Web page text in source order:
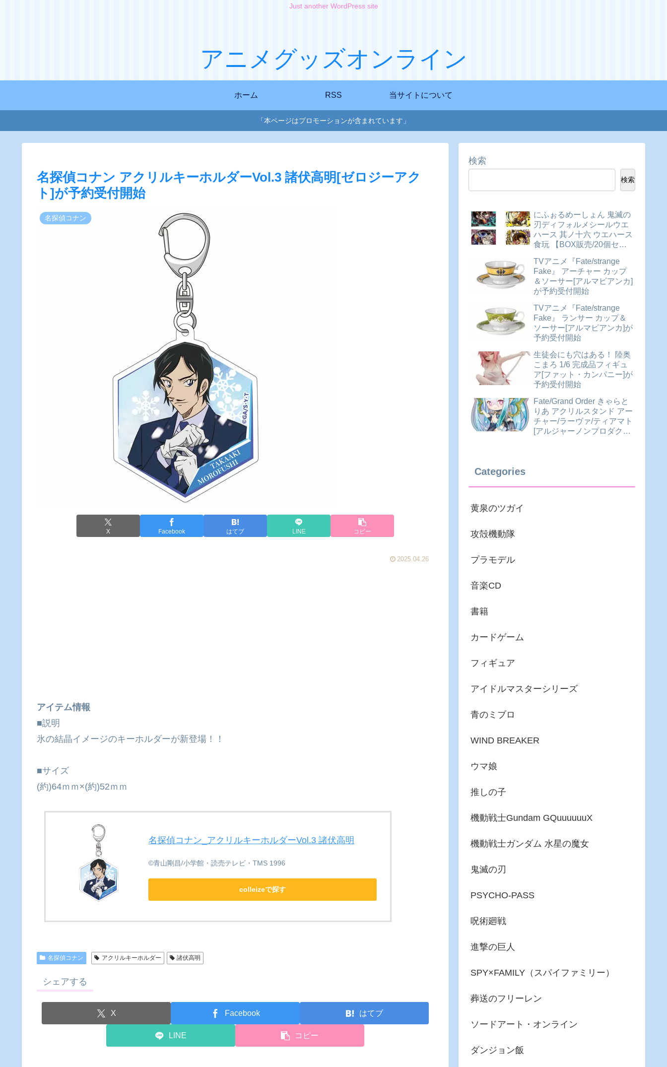
Just another WordPress site
アニメグッズオンライン
ホーム RSS 当サイトについて
「本ページはプロモーションが含まれています」
名探偵コナン アクリルキーホルダーVol.3 諸伏高明[ゼロジーアク
ト]が予約受付開始
名探偵コナン
X Facebook はてブ LINE コピー
2025.04.26
アイテム情報
■説明
氷の結晶イメージのキーホルダーが新登場！！
■サイズ
(約)64ｍｍ×(約)52ｍｍ
名探偵コナン_アクリルキーホルダーVol.3 諸伏高明
©青山剛昌/小学館・読売テレビ・TMS 1996
colleizeで探す
名探偵コナン アクリルキーホルダー 諸伏高明
シェアする
X Facebook はてブ
LINE コピー
検索
検索
にふぉるめーしょん 鬼滅の
刃ディフォルメシールウエ
ハース 其ノ十六 ウエハース
食玩 【BOX販売/20個セッ
TVアニメ『Fate/strange
Fake』 アーチャー カップ
＆ソーサー[アルマビアンカ]
が予約受付開始
TVアニメ『Fate/strange
Fake』 ランサー カップ＆
ソーサー[アルマビアンカ]が
予約受付開始
生徒会にも穴はある！ 陸奥
こまろ 1/6 完成品フィギュ
ア[ファット・カンパニー]が
予約受付開始
Fate/Grand Order きゃらと
りあ アクリルスタンド アー
チャー/ラーヴァ/ティアマト
[アルジャーノンプロダクト]
Categories
黄泉のツガイ
攻殻機動隊
プラモデル
音楽CD
書籍
カードゲーム
フィギュア
アイドルマスターシリーズ
青のミブロ
WIND BREAKER
ウマ娘
推しの子
機動戦士Gundam GQuuuuuuX
機動戦士ガンダム 水星の魔女
鬼滅の刃
PSYCHO-PASS
呪術廻戦
進撃の巨人
SPY×FAMILY（スパイファミリー）
葬送のフリーレン
ソードアート・オンライン
ダンジョン飯